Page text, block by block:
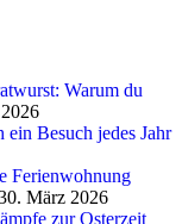
Warum du
Besuch jedes Jahr
Ferienwohnung
März 2026
zur Osterzeit